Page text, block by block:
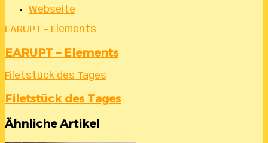
Webseite
EARUPT – Elements
EARUPT – Elements
Filetstück des Tages
Filetstück des Tages
Ähnliche Artikel